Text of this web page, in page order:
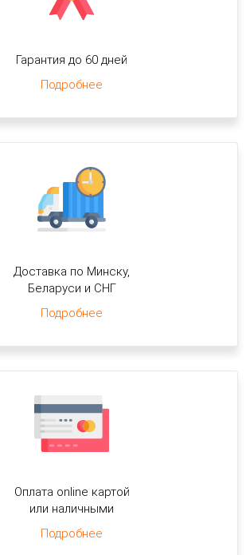
Гарантия до 60 дней
Подробнее
Доставка по Минску,
Беларуси и СНГ
Подробнее
Оплата online картой
или наличными
Подробнее